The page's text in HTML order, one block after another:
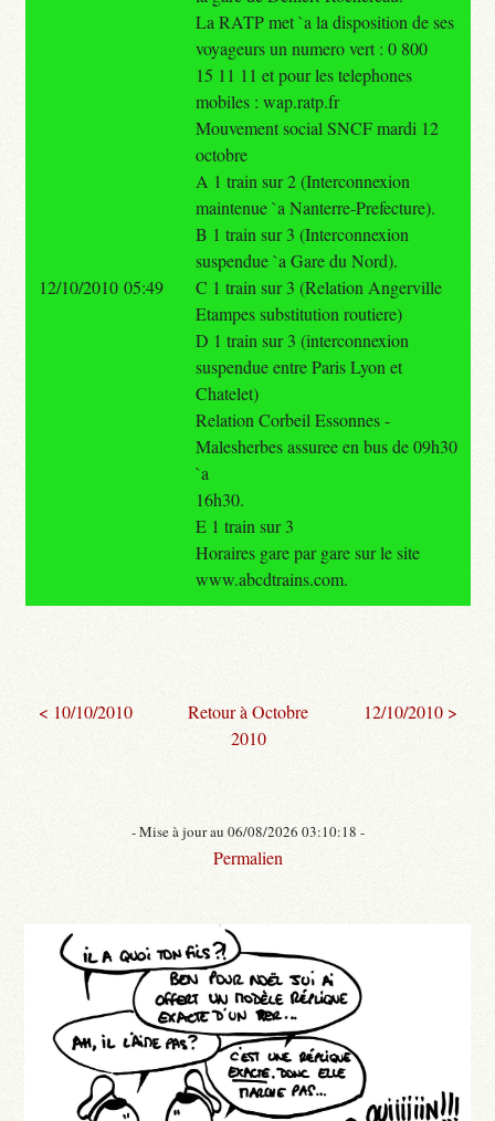
La RATP met `a la disposition de ses
voyageurs un numero vert : 0 800
15 11 11 et pour les telephones
mobiles : wap.ratp.fr
Mouvement social SNCF mardi 12
octobre
A 1 train sur 2 (Interconnexion
maintenue `a Nanterre-Prefecture).
B 1 train sur 3 (Interconnexion
suspendue `a Gare du Nord).
C 1 train sur 3 (Relation Angerville
Etampes substitution routiere)
D 1 train sur 3 (interconnexion
suspendue entre Paris Lyon et
Chatelet)
Relation Corbeil Essonnes -
Malesherbes assuree en bus de 09h30
`a
16h30.
E 1 train sur 3
Horaires gare par gare sur le site
www.abcdtrains.com.
12/10/2010 05:49
< 10/10/2010
Retour à Octobre
2010
12/10/2010 >
- Mise à jour au 06/08/2026 03:10:18 -
Permalien